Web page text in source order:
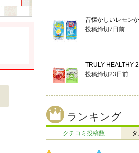
昔懐かしいレモン
投稿締切7 日前
TRULY HEALTHY
投稿締切23 日前
ランキング
クチコミ投稿数
タ